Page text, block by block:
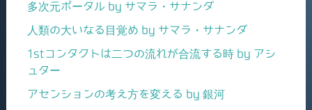
多次元ポータル by サマラ・サナンダ
人類の大いなる目覚め by サマラ・サナンダ
1stコンタクトは二つの流れが合流する時 by アシ
ュター
アセンションの考え方を変える by 銀河